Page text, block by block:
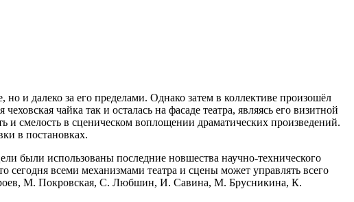
и далеко за его пределами. Однако затем в коллективе произошёл
чайка так и осталась на фасаде театра, являясь его визитной
и смелость в сценическом воплощении драматических произведений.
в постановках.
были использованы последние новшества научно-технического
сегодня всеми механизмами театра и сцены может управлять всего
М. Покровская, С. Любшин, И. Савина, М. Брусникина, К.